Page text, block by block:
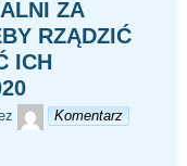
ZA
RZĄDZIĆ
ICH
redaktor
Komentarz